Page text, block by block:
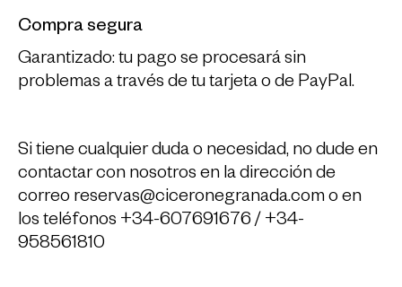
Compra segura
Garantizado: tu pago se procesará sin
problemas a través de tu tarjeta o de PayPal.
Si tiene cualquier duda o necesidad, no dude en
contactar con nosotros en la dirección de
correo reservas@ciceronegranada.como en
los teléfonos +34-607691676 / +34-
958561810